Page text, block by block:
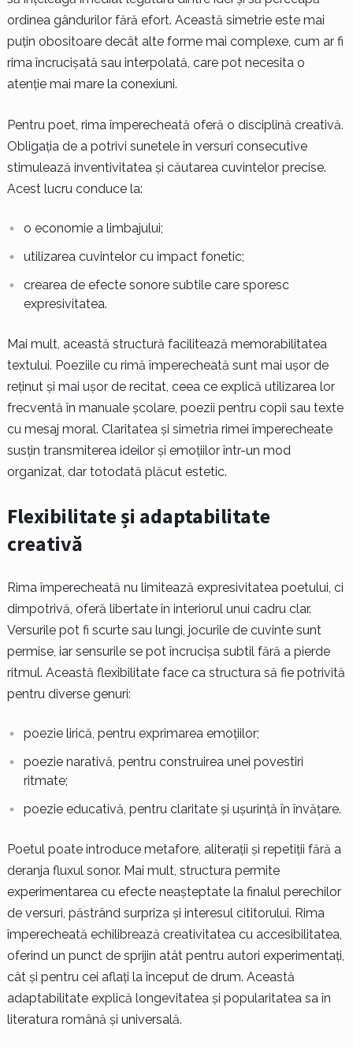
ordinea gândurilor fără efort. Această simetrie este mai
puțin obositoare decât alte forme mai complexe, cum ar fi
rima încrucișată sau interpolată, care pot necesita o
atenție mai mare la conexiuni.
Pentru poet, rima împerecheată oferă o disciplină creativă.
Obligația de a potrivi sunetele în versuri consecutive
stimulează inventivitatea și căutarea cuvintelor precise.
Acest lucru conduce la:
o economie a limbajului;
utilizarea cuvintelor cu impact fonetic;
crearea de efecte sonore subtile care sporesc
expresivitatea.
Mai mult, această structură facilitează memorabilitatea
textului. Poeziile cu rimă împerecheată sunt mai ușor de
reținut și mai ușor de recitat, ceea ce explică utilizarea lor
frecventă în manuale școlare, poezii pentru copii sau texte
cu mesaj moral. Claritatea și simetria rimei împerecheate
susțin transmiterea ideilor și emoțiilor într-un mod
organizat, dar totodată plăcut estetic.
Flexibilitate și adaptabilitate
creativă
Rima împerecheată nu limitează expresivitatea poetului, ci
dimpotrivă, oferă libertate în interiorul unui cadru clar.
Versurile pot fi scurte sau lungi, jocurile de cuvinte sunt
permise, iar sensurile se pot încrucișa subtil fără a pierde
ritmul. Această flexibilitate face ca structura să fie potrivită
pentru diverse genuri:
poezie lirică, pentru exprimarea emoțiilor;
poezie narativă, pentru construirea unei povestiri
ritmate;
poezie educativă, pentru claritate și ușurință în învățare.
Poetul poate introduce metafore, aliterații și repetiții fără a
deranja fluxul sonor. Mai mult, structura permite
experimentarea cu efecte neașteptate la finalul perechilor
de versuri, păstrând surpriza și interesul cititorului. Rima
împerecheată echilibrează creativitatea cu accesibilitatea,
oferind un punct de sprijin atât pentru autori experimentați,
cât și pentru cei aflați la început de drum. Această
adaptabilitate explică longevitatea și popularitatea sa în
literatura română și universală.